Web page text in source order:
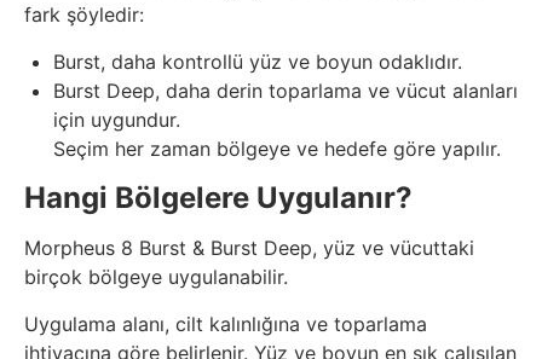
fark şöyledir:
Burst, daha kontrollü yüz ve boyun odaklıdır.
Burst Deep, daha derin toparlama ve vücut alanları
için uygundur.
Seçim her zaman bölgeye ve hedefe göre yapılır.
Hangi Bölgelere Uygulanır?
Morpheus 8 Burst & Burst Deep, yüz ve vücuttaki
birçok bölgeye uygulanabilir.
Uygulama alanı, cilt kalınlığına ve toparlama
ihtiyacına göre belirlenir. Yüz ve boyun en sık çalışılan